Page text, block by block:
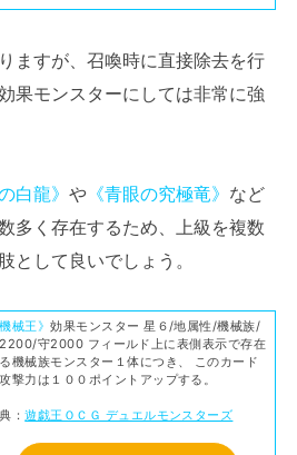
ますが、召喚時に直接除去を行
果モンスターにしては非常に強
白龍》 や 《青眼の究極竜》 など
多く存在するため、上級を複数
として良いでしょう。
機械王》効果モンスター 星６/地属性/機械族/
守2000 フィールド上に表側表示で存在
機械族モンスター１体につき、 このカード
撃力は１００ポイントアップする。
：遊戯王ＯＣＧ デュエルモンスターズ